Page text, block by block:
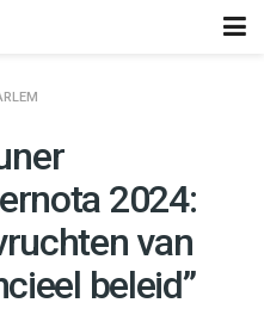
2024:
van
beleid”